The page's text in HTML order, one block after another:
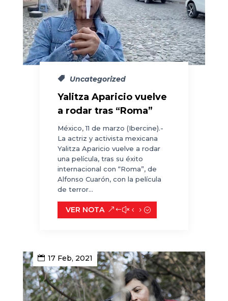
Uncategorized
Yalitza Aparicio vuelve
a rodar tras “Roma”
México, 11 de marzo (Ibercine).-
La actriz y activista mexicana
Yalitza Aparicio vuelve a rodar
una película, tras su éxito
internacional con “Roma”, de
Alfonso Cuarón, con la película
de terror...
VER NOTA
17 Feb, 2021